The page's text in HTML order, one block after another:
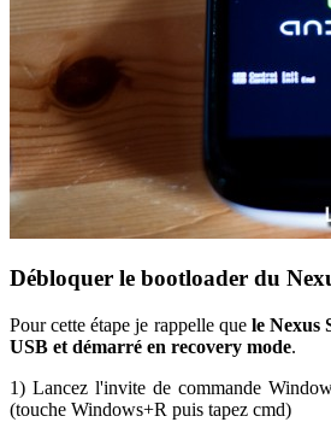
Débloquer le bootloader du
Pour cette étape je rappelle quele Nexus
USB et démarré en recovery mode.
1) Lancez l'invite de commande
(touche Windows+R puis tapez cmd)